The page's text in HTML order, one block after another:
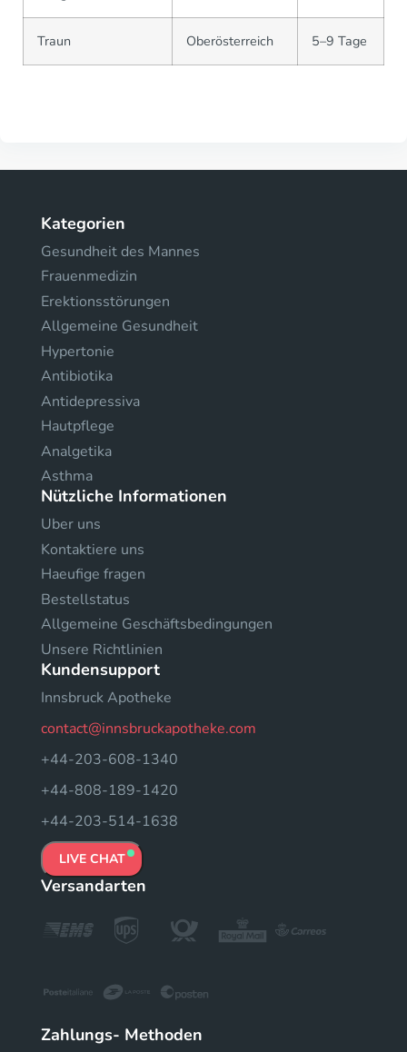
Traun Oberösterreich 5–9 Tage
Kategorien
Gesundheit des Mannes
Frauenmedizin
Erektionsstörungen
Allgemeine Gesundheit
Hypertonie
Antibiotika
Antidepressiva
Hautpflege
Analgetika
Asthma
Nützliche Informationen
Uber uns
Kontaktiere uns
Haeufige fragen
Bestellstatus
Allgemeine Geschäftsbedingungen
Unsere Richtlinien
Kundensupport
Innsbruck Apotheke
contact@innsbruckapotheke.com
+44-203-608-1340
+44-808-189-1420
+44-203-514-1638
LIVE CHAT
Versandarten
Zahlungs- Methoden